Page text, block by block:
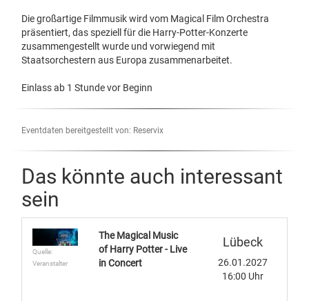
Die großartige Filmmusik wird vom Magical Film Orchestra
präsentiert, das speziell für die Harry-Potter-Konzerte
zusammengestellt wurde und vorwiegend mit
Staatsorchestern aus Europa zusammenarbeitet.
Einlass ab 1 Stunde vor Beginn
Eventdaten bereitgestellt von: Reservix
Das könnte auch interessant
sein
Quelle:
Veranstalter
The Magical Music
of Harry Potter - Live
in Concert
Lübeck
26.01.2027
16:00 Uhr